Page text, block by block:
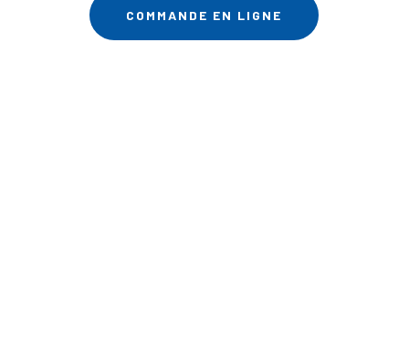
COMMANDE EN LIGNE